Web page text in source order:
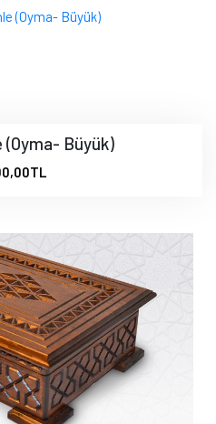
(Oyma- Büyük)